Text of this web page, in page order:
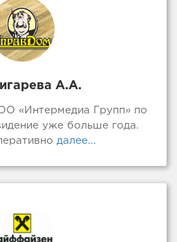
А.А.
«Интермедиа Групп» по
уже больше года.
далее...